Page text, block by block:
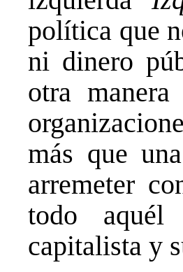
política que
ni dinero
otra
más que
arremeter
todo aquél
capitalista y